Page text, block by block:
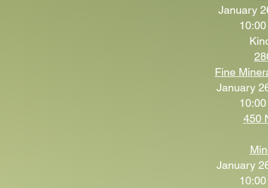
January
Fine
January
450
January